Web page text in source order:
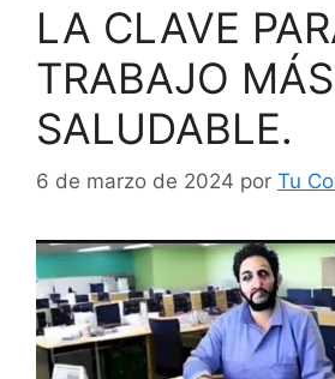
LA CLAVE
TRABAJO MÁS
SALUDABLE.
6 de marzo de 2024 por Tu